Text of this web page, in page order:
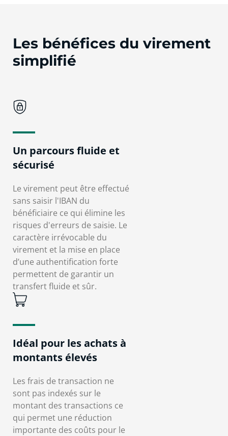
Les bénéfices du virement
simplifié
Un parcours fluide et
sécurisé
Le virement peut être effectué
sans saisir l'IBAN du
bénéficiaire ce qui élimine les
risques d'erreurs de saisie. Le
caractère irrévocable du
virement et la mise en place
d’une authentification forte
permettent de garantir un
transfert fluide et sûr.
Idéal pour les achats à
montants élevés
Les frais de transaction ne
sont pas indexés sur le
montant des transactions ce
qui permet une réduction
importante des coûts pour le